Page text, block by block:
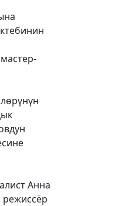
Анна
режиссёр